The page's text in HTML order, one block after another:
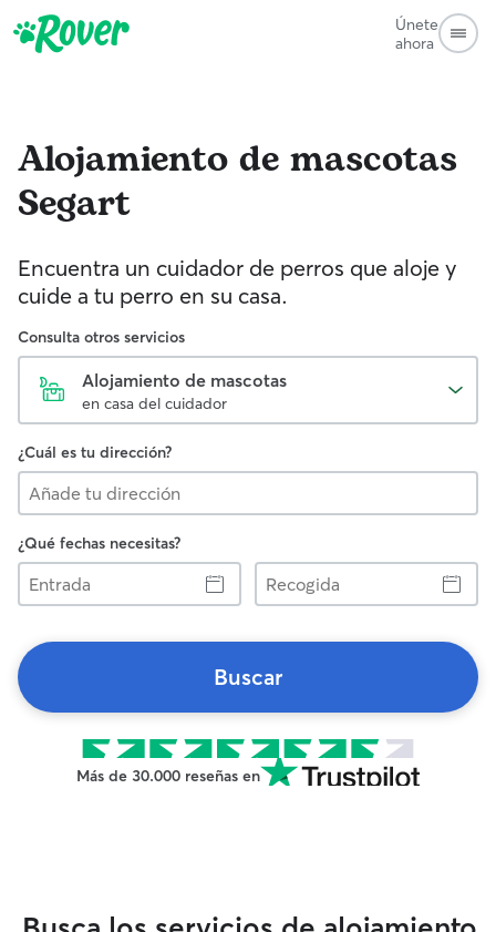
Únete
ahora
Alojamiento de mascotas
Segart
Encuentra un cuidador de perros que aloje y
cuide a tu perro en su casa.
Consulta otros servicios
Alojamiento de mascotas
en casa del cuidador
¿Cuál es tu dirección?
¿Qué fechas necesitas?
Entrada
Recogida
Buscar
Más de 30.000 reseñas en